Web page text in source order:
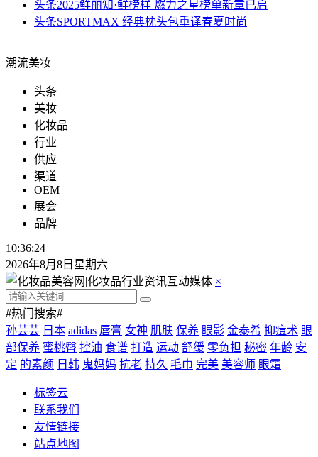
头条2025鲜丽知·鲜榜样 燃力之星榜单新章已启
头条SPORTMAX 经典枕头包重译春夏时尚
潮流美妆
头条
美妆
化妆品
行业
供应
渠道
OEM
展会
品牌
10:36:25
2026年8月8日星期六
×
#热门搜索#
孙芸芸 日本 adidas 唇膏 女神 肌肤 保养 眼影 金泰希 抑痘术 眼
部保养 蜜桃臀 控油 食谱 打造 运动 舒缓 零负担 秘密 年龄 安
定 的素颜 日韩 鬼妈妈 抗老 持久 毛巾 完美 美容师 眼霜
标签云
联系我们
友情链接
站点地图